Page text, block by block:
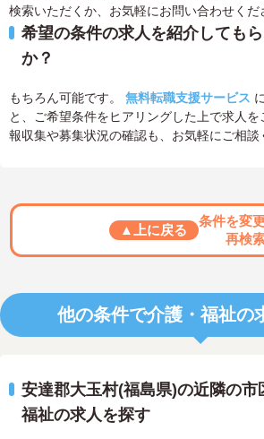
検索いただくか、お気軽にお問い合わせくだ
希望の条件の求人を紹介しても
か？
もちろん可能です。 無料転職支援サービス
と、ご希望条件をヒアリングした上で求人
報収集や募集状況の確認も、お気軽にご相談
▲上に戻る
条件を変
再検
他の条件で介護・福祉の
安達郡大玉村(福島県)の近隣の市
福祉の求人を探す